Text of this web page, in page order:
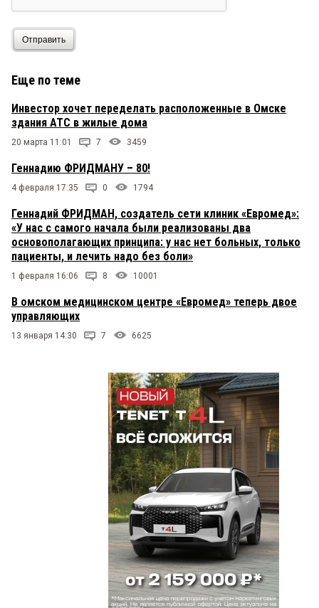
Отправить
Еще по теме
Инвестор хочет переделать расположенные в Омске
здания АТС в жилые дома
20 марта 11:01 7 3459
Геннадию ФРИДМАНУ – 80!
4 февраля 17:35 0 1794
Геннадий ФРИДМАН, создатель сети клиник «Евромед»:
«У нас с самого начала были реализованы два
основополагающих принципа: у нас нет больных, только
пациенты, и лечить надо без боли»
1 февраля 16:06 8 10001
В омском медицинском центре «Евромед» теперь двое
управляющих
13 января 14:30 7 6625